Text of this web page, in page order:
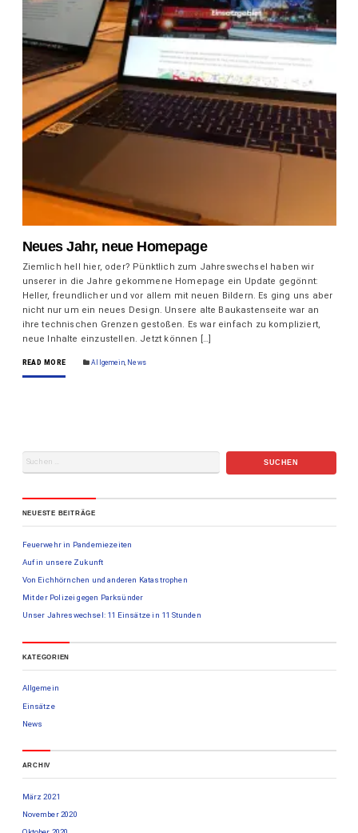
Neues Jahr, neue Homepage
Ziemlich hell hier, oder? Pünktlich zum Jahreswechsel haben wir
unserer in die Jahre gekommene Homepage ein Update gegönnt:
Heller, freundlicher und vor allem mit neuen Bildern. Es ging uns aber
nicht nur um ein neues Design. Unsere alte Baukastenseite war an
ihre technischen Grenzen gestoßen. Es war einfach zu kompliziert,
neue Inhalte einzustellen. Jetzt können […]
READ MORE Allgemein, News
NEUESTE BEITRÄGE
Feuerwehr in Pandemiezeiten
Auf in unsere Zukunft
Von Eichhörnchen und anderen Katastrophen
Mit der Polizei gegen Parksünder
Unser Jahreswechsel: 11 Einsätze in 11 Stunden
KATEGORIEN
Allgemein
Einsätze
News
ARCHIV
März 2021
November 2020